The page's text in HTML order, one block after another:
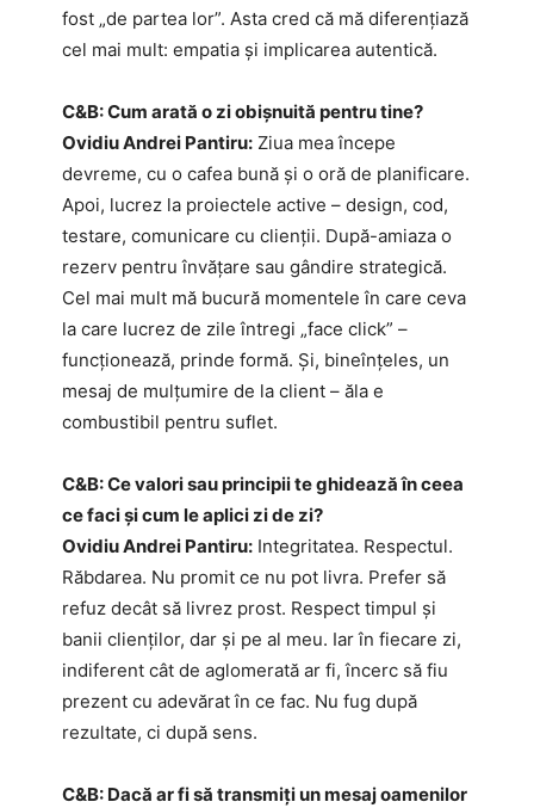
fost „de partea lor”. Asta cred că mă diferențiază
cel mai mult: empatia și implicarea autentică.
C&B: Cum arată o zi obișnuită pentru tine?
Ovidiu Andrei Pantiru: Ziua mea începe
devreme, cu o cafea bună și o oră de planificare.
Apoi, lucrez la proiectele active – design, cod,
testare, comunicare cu clienții. După-amiaza o
rezerv pentru învățare sau gândire strategică.
Cel mai mult mă bucură momentele în care ceva
la care lucrez de zile întregi „face click” –
funcționează, prinde formă. Și, bineînțeles, un
mesaj de mulțumire de la client – ăla e
combustibil pentru suflet.
C&B: Ce valori sau principii te ghidează în ceea
ce faci și cum le aplici zi de zi?
Ovidiu Andrei Pantiru: Integritatea. Respectul.
Răbdarea. Nu promit ce nu pot livra. Prefer să
refuz decât să livrez prost. Respect timpul și
banii clienților, dar și pe al meu. Iar în fiecare zi,
indiferent cât de aglomerată ar fi, încerc să fiu
prezent cu adevărat în ce fac. Nu fug după
rezultate, ci după sens.
C&B: Dacă ar fi să transmiți un mesaj oamenilor